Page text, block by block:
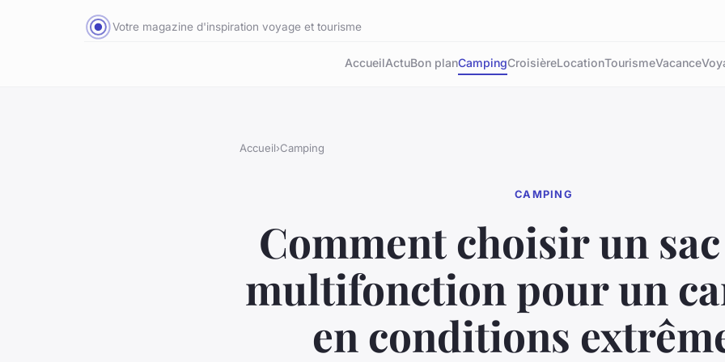
Votre magazine d'inspiration voyage et tourisme
AccueilActuBon planCampingCroisièreLocationTourismeVacance
Accueil›Camping
CAMPING
Comment choisir un
multifonction pour un
en conditions